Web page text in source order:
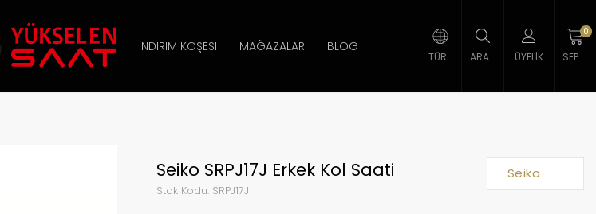
İNDIRIM KÖŞESI MAĞAZALAR BLOG
ÜYELIK
0
Seiko
Seiko SRPJ17J Erkek Kol Saati
Stok Kodu: SRPJ17J